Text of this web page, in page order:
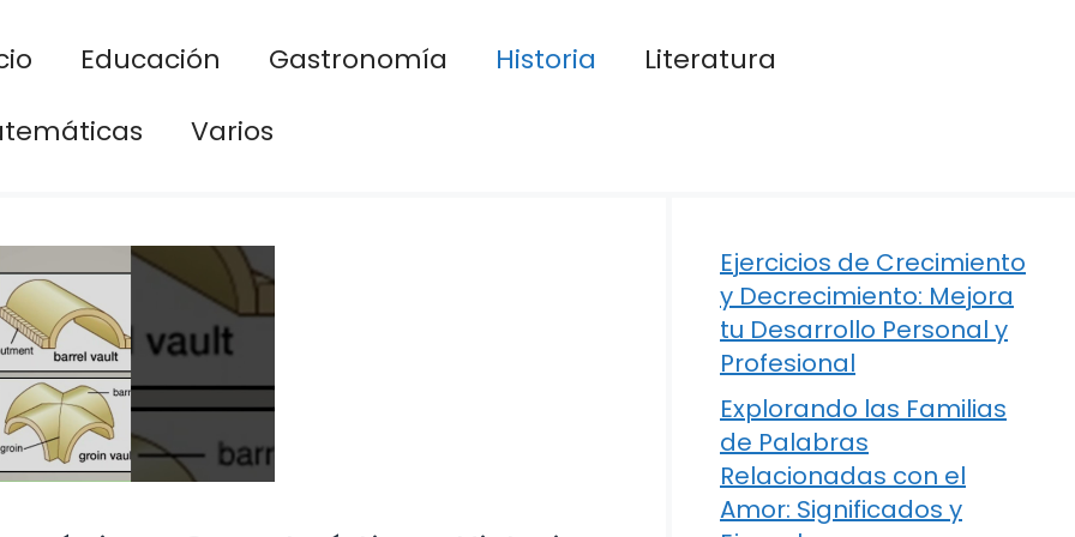
Educación Gastronomía Historia
Literatura
Varios
Ejercicios de Crecimiento
y Decrecimiento: Mejora
tu Desarrollo Personal y
Profesional
Explorando las Familias
de Palabras
Relacionadas con el
Amor: Significados y